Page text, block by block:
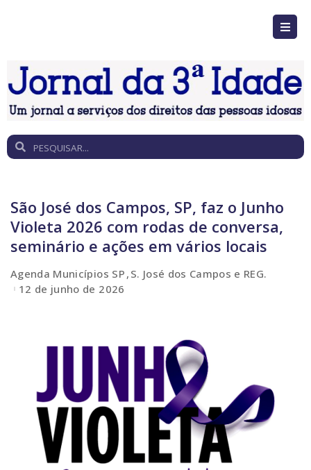
São José dos Campos, SP, faz o Junho
Violeta 2026 com rodas de conversa,
seminário e ações em vários locais
Agenda Municípios SP S. José dos Campos e REG.
12 de junho de 2026